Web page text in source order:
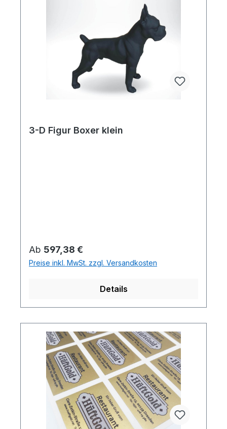
3-D Figur Boxer klein
Regulärer Preis:
Ab 597,38 €
Preise inkl. MwSt. zzgl. Versandkosten
Details